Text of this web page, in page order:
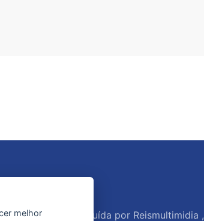
produzida e distribuída por Reismultimidia ,
melhor